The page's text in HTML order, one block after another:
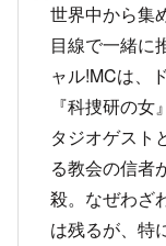
世界中から集
目線で一緒に
ャル!MCは、
『科捜研の
タジオゲスト
る教会の信者
殺。なぜわざ
は残るが、特